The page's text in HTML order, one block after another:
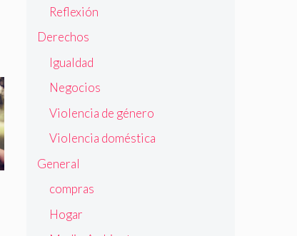
Reflexión
Derechos
Igualdad
Negocios
Violencia de género
Violencia doméstica
General
compras
Hogar